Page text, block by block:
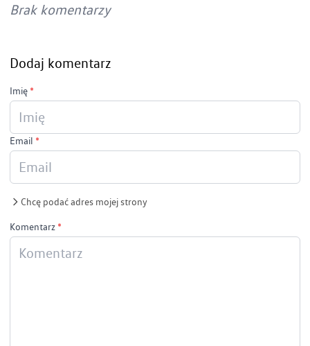
Brak komentarzy
Dodaj komentarz
Imię *
Email *
Chcę podać adres mojej strony
Komentarz *